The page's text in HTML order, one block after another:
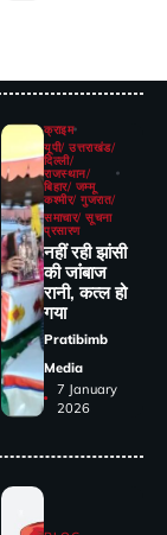
क्राइम
यूपी/ उत्तराखंड/
दिल्ली/
राजस्थान/
बिहार/ जम्मू
कश्मीर/ गुजरात/
समाचार/ सूचना
प्रसारण
नहीं रही झांसी
की जांंबाज
रानी, कत्‍ल हो
गया
Pratibimb
Media
7 January
2026